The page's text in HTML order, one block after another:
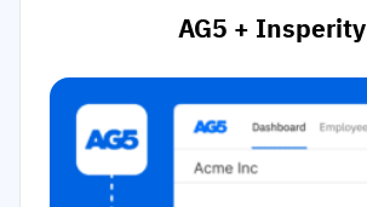
AG5 + Insperity